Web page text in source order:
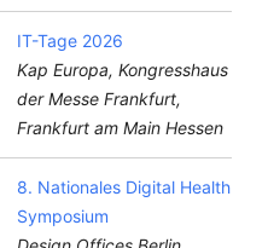
IT-Tage 2026
Kap Europa, Kongresshaus
der Messe Frankfurt,
Frankfurt am Main Hessen
8. Nationales Digital Health
Symposium